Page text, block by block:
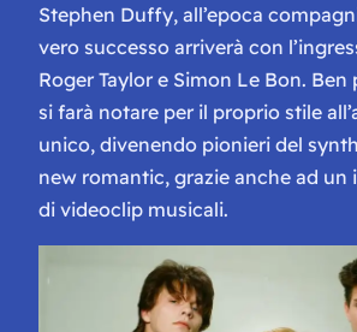
Stephen Duffy, all’epoca
vero successo arriverà con
Roger Taylor e Simon Le Bon. Ben
si farà notare per il proprio stile
unico, divenendo pionieri del
new romantic, grazie anche ad
di videoclip musicali.